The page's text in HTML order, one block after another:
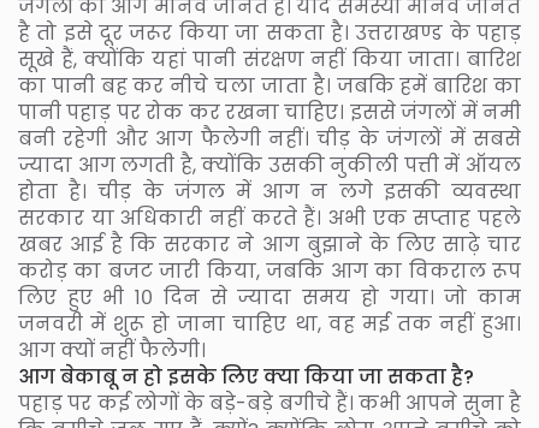
जंगलों की आग मानव जनित है। यदि समस्या मानव जनित
है तो इसे दूर जरूर किया जा सकता है। उत्तराखण्ड के पहाड़
सूखे हैं, क्योंकि यहां पानी संरक्षण नहीं किया जाता। बारिश
का पानी बह कर नीचे चला जाता है। जबकि हमें बारिश का
पानी पहाड़ पर रोक कर रखना चाहिए। इससे जंगलों में नमी
बनी रहेगी और आग फैलेगी नहीं। चीड़ के जंगलों में सबसे
ज्यादा आग लगती है, क्योंकि उसकी नुकीली पत्ती में ऑयल
होता है। चीड़ के जंगल में आग न लगे इसकी व्यवस्था
सरकार या अधिकारी नहीं करते हैं। अभी एक सप्ताह पहले
खबर आई है कि सरकार ने आग बुझाने के लिए साढ़े चार
करोड़ का बजट जारी किया, जबकि आग का विकराल रूप
लिए हुए भी १० दिन से ज्यादा समय हो गया। जो काम
जनवरी में शुरू हो जाना चाहिए था, वह मई तक नहीं हुआ।
आग क्यों नहीं फैलेगी।
आग बेकाबू न हो इसके लिए क्या किया जा सकता है?
पहाड़ पर कई लोगों के बड़े-बड़े बगीचे हैं। कभी आपने सुना है